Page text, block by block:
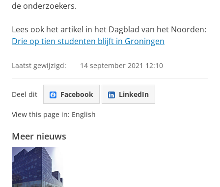
de onderzoekers.
Lees ook het artikel in het Dagblad van het Noorden:
Drie op tien studenten blijft in Groningen
Laatst gewijzigd: 14 september 2021 12:10
Deel dit Facebook LinkedIn
View this page in: English
Meer nieuws